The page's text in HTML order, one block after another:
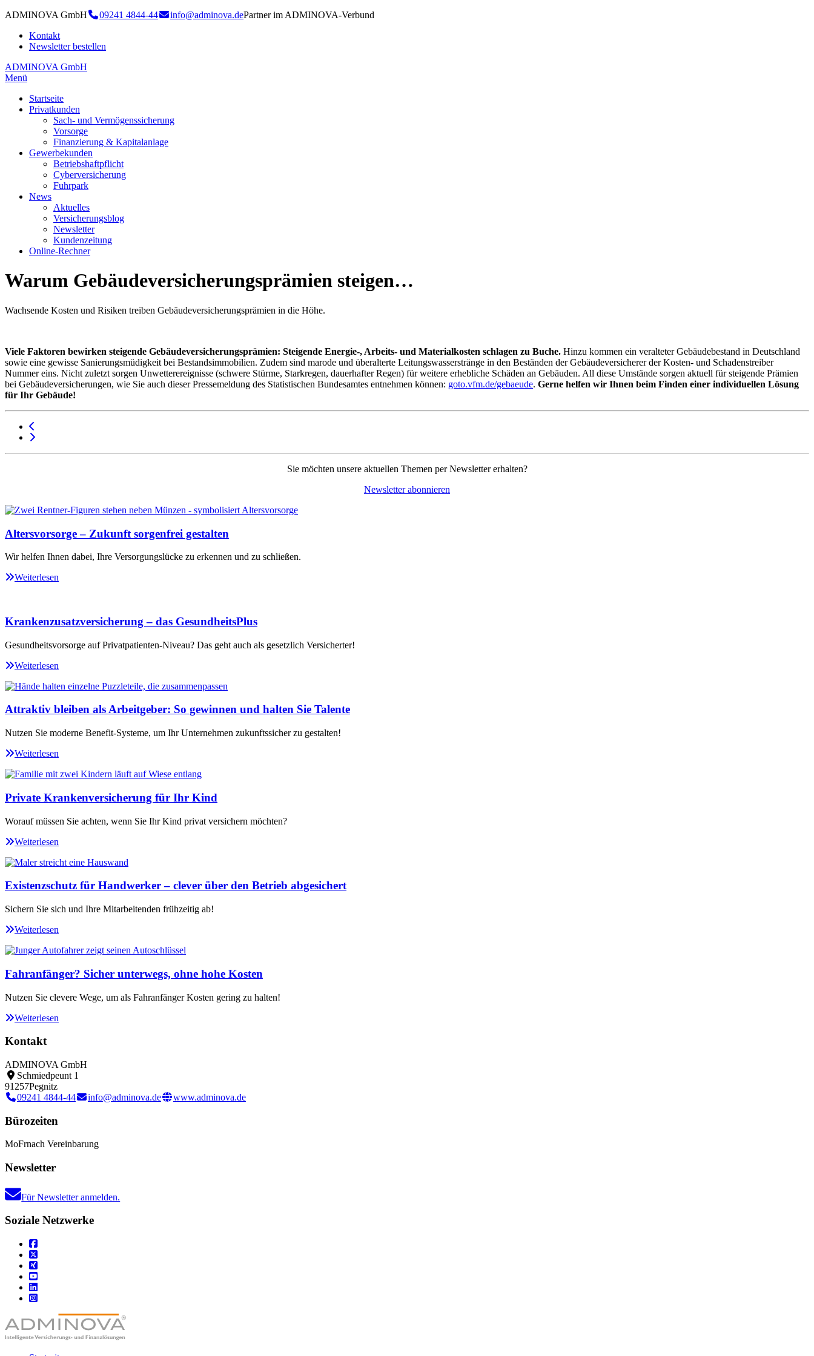
ADMINOVA GmbH 09241 4844-44 info@adminova.dePartner im ADMINOVA-Verbund
Kontakt
Newsletter bestellen
ADMINOVA GmbH
Menü
Startseite
Privatkunden
Sach- und Vermögenssicherung
Vorsorge
Finanzierung & Kapitalanlage
Gewerbekunden
Betriebshaftpflicht
Cyberversicherung
Fuhrpark
News
Aktuelles
Versicherungsblog
Newsletter
Kundenzeitung
Online-Rechner
Warum Gebäudeversicherungsprämien steigen…
Wachsende Kosten und Risiken treiben Gebäudeversicherungsprämien in die Höhe.
Viele Faktoren bewirken steigende Gebäudeversicherungsprämien: Steigende Energie-, Arbeits- und Materialkosten schlagen zu Buche. Hinzu kommen ein veralteter Gebäudebestand in Deutschland
sowie eine gewisse Sanierungsmüdigkeit bei Bestandsimmobilien. Zudem sind marode und überalterte Leitungswasserstränge in den Beständen der Gebäudeversicherer der Kosten- und Schadenstreiber
Nummer eins. Nicht zuletzt sorgen Unwetterereignisse (schwere Stürme, Starkregen, dauerhafter Regen) für weitere erhebliche Schäden an Gebäuden. All diese Umstände sorgen aktuell für steigende Prämien
bei Gebäudeversicherungen, wie Sie auch dieser Pressemeldung des Statistischen Bundesamtes entnehmen können: goto.vfm.de/gebaeude. Gerne helfen wir Ihnen beim Finden einer individuellen Lösung
für Ihr Gebäude!
Sie möchten unsere aktuellen Themen per Newsletter erhalten?
Newsletter abonnieren
Altersvorsorge – Zukunft sorgenfrei gestalten
Wir helfen Ihnen dabei, Ihre Versorgungslücke zu erkennen und zu schließen.
Weiterlesen
Krankenzusatzversicherung – das GesundheitsPlus
Gesundheitsvorsorge auf Privatpatienten-Niveau? Das geht auch als gesetzlich Versicherter!
Weiterlesen
Attraktiv bleiben als Arbeitgeber: So gewinnen und halten Sie Talente
Nutzen Sie moderne Benefit-Systeme, um Ihr Unternehmen zukunftssicher zu gestalten!
Weiterlesen
Private Krankenversicherung für Ihr Kind
Worauf müssen Sie achten, wenn Sie Ihr Kind privat versichern möchten?
Weiterlesen
Existenzschutz für Handwerker – clever über den Betrieb abgesichert
Sichern Sie sich und Ihre Mitarbeitenden frühzeitig ab!
Weiterlesen
Fahranfänger? Sicher unterwegs, ohne hohe Kosten
Nutzen Sie clevere Wege, um als Fahranfänger Kosten gering zu halten!
Weiterlesen
Kontakt
ADMINOVA GmbH
Schmiedpeunt 1
91257Pegnitz
09241 4844-44
info@adminova.de www.adminova.de
Bürozeiten
MoFrnach Vereinbarung
Newsletter
Für Newsletter anmelden.
Soziale Netzwerke